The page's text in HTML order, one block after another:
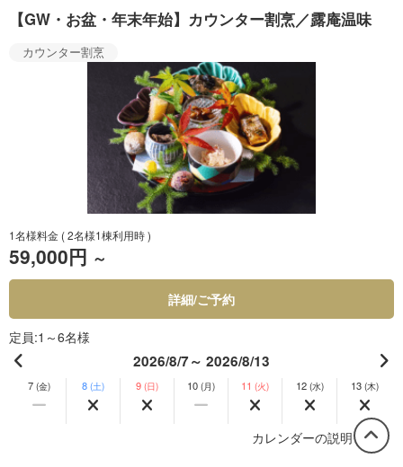
【GW・お盆・年末年始】カウンター割烹／露庵温味
カウンター割烹
1名様料金 ( 2名様1棟利用時 )
59,000円 ～
詳細/ご予約
定員 1～6名様
2026/8/7～ 2026/8/13
7 (金) 8 (土) 9 (日) 10 (月) 11 (火) 12 (水) 13 (木)
カレンダーの説明 …